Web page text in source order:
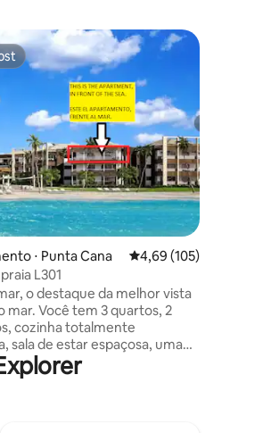
de 5, 32 avaliações
⋅ Punta Cana 4,69 de uma avaliação
4,69 (105)
L301
o destaque da melhor vista
3 quartos, 2
cozinha totalmente
sala de estar espaçosa, uma
em frente você tem
cativante para crianças e